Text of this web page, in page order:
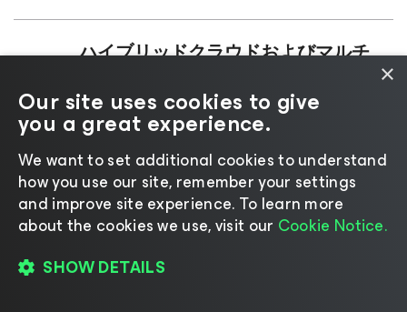
ハイブリッドクラウドおよびマルチ
どのように保護しますか？
Veeamの復元が他のソリューション
より速い理由は何ですか？
力を証明できますか？
×
Our site uses cookies to give
you a great experience.
We want to set additional cookies to understand
how you use our site, remember your settings
and improve site experience. ​To learn more
about the cookies we use, visit our Cookie Notice.
SHOW DETAILS